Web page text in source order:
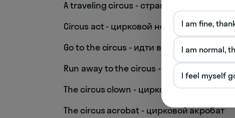
A traveling circus - странствующий цирк
Circus act - цирковой номер
Go to the circus - идти в цирк
Run away to the circus - сбежать в цирк
The circus clown - цирковой клоун
The circus acrobat - цирковой акробат
I am fine,
I am normal,
I feel myself